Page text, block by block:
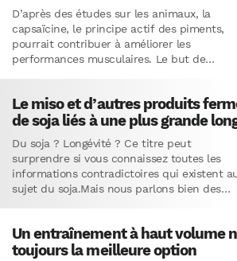
D’après des études sur les animaux, la
capsaïcine, le principe actif des piments,
pourrait contribuer à améliorer les
performances musculaires. Le but de
Le miso et d’autres produits
de soja liés à une plus grande
Du soja ? Longévité ? Ce titre peut
surprendre si vous connaissez toutes les
informations contradictoires qui existent
sujet du soja.Mais nous parlons bien des
Un entraînement à haut volume
toujours la meilleure option